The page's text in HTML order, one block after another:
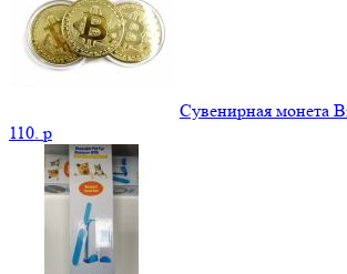
Сувенирная монета
110. p